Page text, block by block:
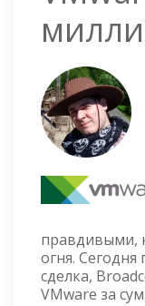
правдивыми,
огня.
сделка,
VMware за